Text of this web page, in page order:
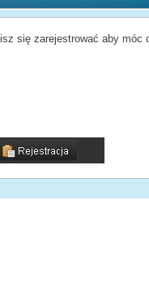
się zarejestrować aby